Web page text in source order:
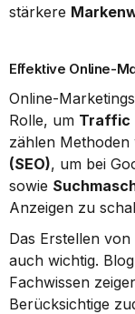
stärkere
Effektive Online-
Online-
Rolle, um Traffic
zählen Methoden
(SEO), um bei
sowie
Anzeigen zu
Das Erstellen
auch wichtig.
Fachwissen
Berücksichtige